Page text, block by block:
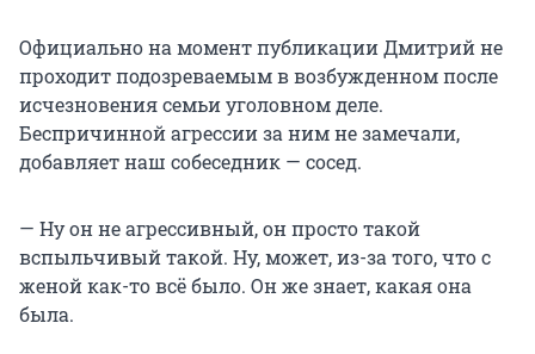
Официально на момент публикации Дмитрий не
проходит подозреваемым в возбужденном после
исчезновения семьи уголовном деле.
Беспричинной агрессии за ним не замечали,
добавляет наш собеседник — сосед.
— Ну он не агрессивный, он просто такой
вспыльчивый такой. Ну, может, из-за того, что с
женой как-то всё было. Он же знает, какая она
была.